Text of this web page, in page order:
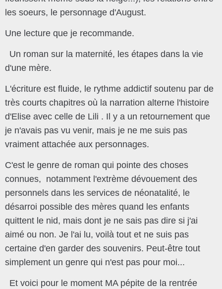
les soeurs, le personnage d'August.
Une lecture que je recommande.
Un roman sur la maternité, les étapes dans la vie
d'une mère.
L'écriture est fluide, le rythme addictif soutenu par de
très courts chapitres où la narration alterne l'histoire
d'Elise avec celle de Lili . Il y a un retournement que
je n'avais pas vu venir, mais je ne me suis pas
vraiment attachée aux personnages.
C'est le genre de roman qui pointe des choses
connues, notamment l'extrème dévouement des
personnels dans les services de néonatalité, le
désarroi possible des mères quand les enfants
quittent le nid, mais dont je ne sais pas dire si j'ai
aimé ou non. Je l'ai lu, voilà tout et ne suis pas
certaine d'en garder des souvenirs. Peut-être tout
simplement un genre qui n'est pas pour moi...
Et voici pour le moment MA pépite de la rentrée